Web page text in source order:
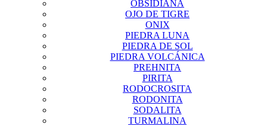
OBSIDIANA
OJO DE TIGRE
ONIX
PIEDRA LUNA
PIEDRA DE SOL
PIEDRA VOLCÁNICA
PREHNITA
PIRITA
RODOCROSITA
RODONITA
SODALITA
TURMALINA